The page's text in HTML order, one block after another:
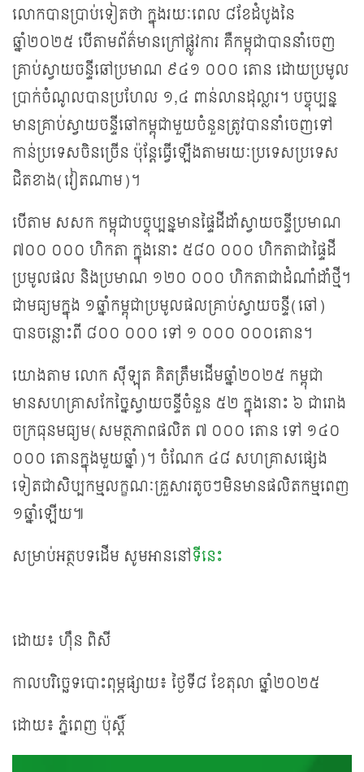
លោកបានប្រាប់​ទៀត​ថា ក្នុងរយៈពេល ៨​ខែដំបូងនៃ
ឆ្នាំ២០២៥ បើតាមព័ត៌មានក្រៅផ្លូវការ គឺ​កម្ពុជាបាននាំចេញ
គ្រាប់ស្វាយចន្ទីឆៅប្រមាណ ៩៤១ ០០០ តោន ដោយ​ប្រមូល​
ប្រាក់ចំណូលបានប្រហែល​ ១,៤ ពាន់លានដុល្លារ។ បច្ចុប្បន្ន​​
មាន​គ្រាប់​ស្វាយចន្ទី​ឆៅ​កម្ពុជា​មួយ​ចំនួន​ត្រូវ​បាន​​នាំ​ចេញ​ទៅ​
កាន់​ប្រទេស​ចិន​ច្រើន ប៉ុន្តែ​ធ្វើ​ឡើង​តាម​រយៈ​ប្រទេស​ប្រទេស​
ជិត​ខាង​(វៀតណាម)។
បើ​តាម សសក ​កម្ពុជា​បច្ចុប្បន្ន​មាន​​ផ្ទៃដី​ដាំស្វាយចន្ទី​​​ប្រមាណ
៧០០ ០០០ ហិកតា ក្នុងនោះ ៥៨០ ០០០ ហិកតា​ជា​ផ្ទៃដី​​
ប្រមូលផល និងប្រមាណ ១២០ ០០០ ហិកតា​​ជាដំណាំដាំថ្មី។
ជា​មធ្យម​ក្នុង ១ឆ្នាំ​កម្ពុជា​ប្រមូល​ផល​គ្រាប់​ស្វាយ​ចន្ទី​(ឆៅ)
បាន​​ចន្លោះពី ៨០០ ០០០ ទៅ ១ ០០០ ០០០​តោន។
យោងតាម​ លោក ស៊ីឡុត គិតត្រឹមដើមឆ្នាំ​២០២៥ កម្ពុជា
មានសហគ្រាសកែច្នៃស្វាយចន្ទី​ចំនួន ៥២ ក្នុងនោះ ៦ ជារោង
ចក្រធុនមធ្យម​(សមត្ថភាពផលិត ៧ ០០០ តោន ទៅ ១៤០
០០០ តោន​ក្នុងមួយឆ្នាំ)។ ចំណែក ៤៨ សហគ្រាសផ្សេង
ទៀតជាសិប្បកម្មលក្ខណៈគ្រួសារតូចៗ​មិនមានផលិតកម្មពេញ
១ឆ្នាំឡើយ៕
សម្រាប់អត្ថបទដើម សូមអាននៅទីនេះ
ដោយ៖ ហ៊ឹន ពិសី
កាលបរិច្ឆេទបោះពុម្ភផ្សាយ៖ ថ្ងៃទី៨ ខែតុលា ឆ្នាំ២០២៥
ដោយ៖ ភ្នំពេញ ប៉ុស្តិ៍